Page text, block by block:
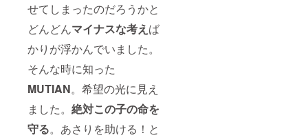
せてしまったのだろうかと
どんどんマイナスな考え ば
かりが浮かんでいました。
そんな時に知った
MUTIAN。希望の光に見え
ました。 絶対この子の命を
守る。あさりを助ける！と